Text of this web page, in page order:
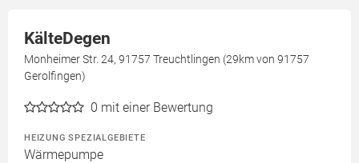
KälteDegen
Monheimer Str. 24, 91757 Treuchtlingen (29km von 91757
Gerolfingen)
0 mit einer Bewertung
HEIZUNG SPEZIALGEBIETE
Wärmepumpe